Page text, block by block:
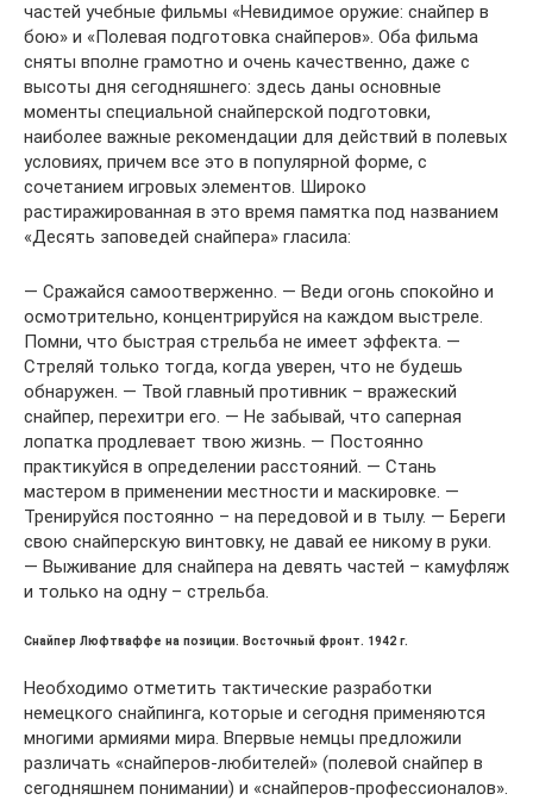
частей учебные фильмы «Невидимое оружие: снайпер в
бою» и «Полевая подготовка снайперов». Оба фильма
сняты вполне грамотно и очень качественно, даже с
высоты дня сегодняшнего: здесь даны основные
моменты специальной снайперской подготовки,
наиболее важные рекомендации для действий в полевых
условиях, причем все это в популярной форме, с
сочетанием игровых элементов. Широко
растиражированная в это время памятка под названием
«Десять заповедей снайпера» гласила:
— Сражайся самоотверженно. — Веди огонь спокойно и
осмотрительно, концентрируйся на каждом выстреле.
Помни, что быстрая стрельба не имеет эффекта. —
Стреляй только тогда, когда уверен, что не будешь
обнаружен. — Твой главный противник – вражеский
снайпер, перехитри его. — Не забывай, что саперная
лопатка продлевает твою жизнь. — Постоянно
практикуйся в определении расстояний. — Стань
мастером в применении местности и маскировке. —
Тренируйся постоянно – на передовой и в тылу. — Береги
свою снайперскую винтовку, не давай ее никому в руки.
— Выживание для снайпера на девять частей – камуфляж
и только на одну – стрельба.
Снайпер Люфтваффе на позиции. Восточный фронт. 1942 г.
Необходимо отметить тактические разработки
немецкого снайпинга, которые и сегодня применяются
многими армиями мира. Впервые немцы предложили
различать «снайперов-любителей» (полевой снайпер в
сегодняшнем понимании) и «снайперов-профессионалов».